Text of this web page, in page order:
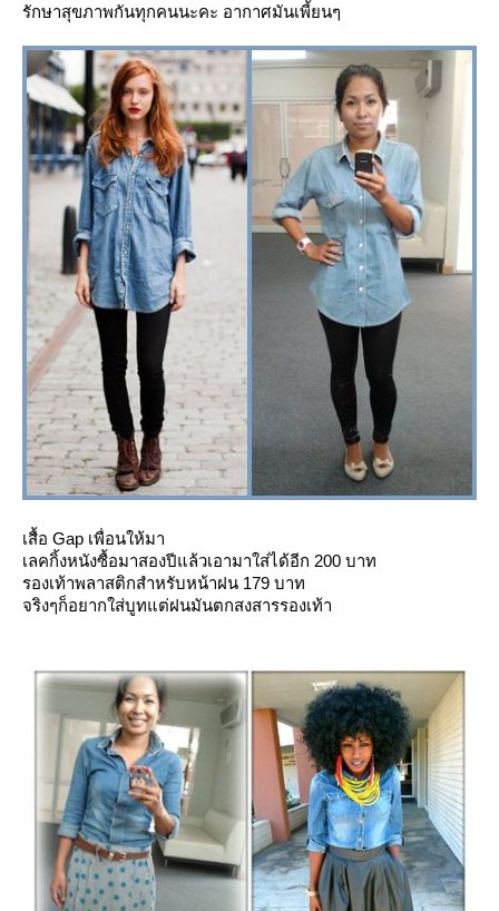
รักษาสุขภาพกันทุกคนนะคะ อากาศมันเพี้ยนๆ
เสื้อ Gap เพื่อนให้มา
เลคกิ้งหนังซื้อมาสองปีแล้วเอามาใส่ได้อีก 200 บาท
รองเท้าพลาสติกสำหรับหน้าฝน 179 บาท
จริงๆก็อยากใส่บูทแต่ฝนมันตกสงสารรองเท้า